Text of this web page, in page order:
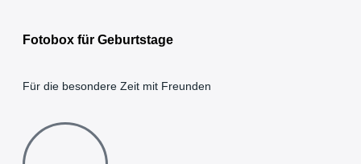
Fotobox für Geburtstage
Für die besondere Zeit mit Freunden